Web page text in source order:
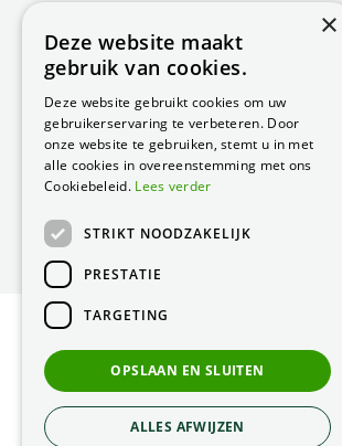
CONTACT
Peacock Garden Supports
Industrieweg 22
5688 DP Oirschot
Nederland
T.0499 57 40 80
Privacy Statement
Green Solutions
×
Deze website maakt
gebruik van cookies.
Deze website gebruikt cookies om uw
gebruikerservaring te verbeteren. Door
onze website te gebruiken, stemt u in met
alle cookies in overeenstemming met ons
Cookiebeleid. Lees verder
STRIKT NOODZAKELIJK
PRESTATIE
TARGETING
OPSLAAN EN SLUITEN
ALLES AFWIJZEN